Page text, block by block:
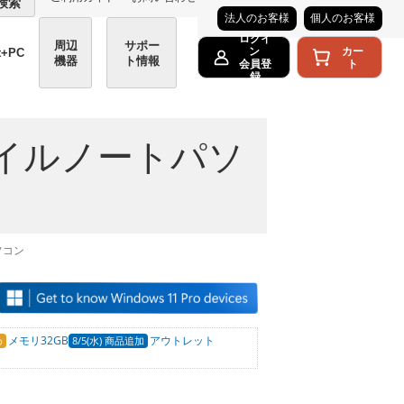
法人のお客様
個人のお客様
周辺
機器
サポー
ト情報
ログイ
ン
会員登
録
カー
ト
ルノートパソ
ン
メモリ32GB 8/5(水) 商品追加 アウトレット